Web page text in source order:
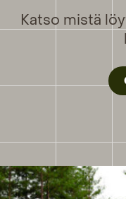
Katso mistä